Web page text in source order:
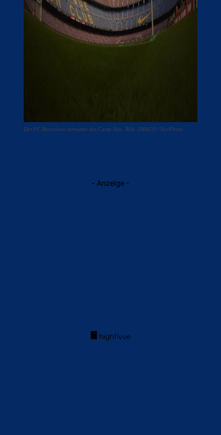
Der FC Barcelona vermietet das Camp Nou. Bild: IMAGO / NurPhoto
- Anzeige -